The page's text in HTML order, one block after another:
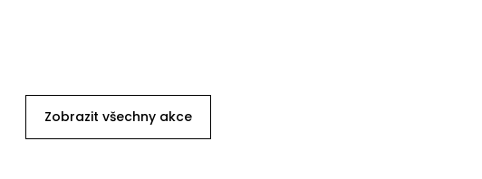
Zobrazit všechny akce